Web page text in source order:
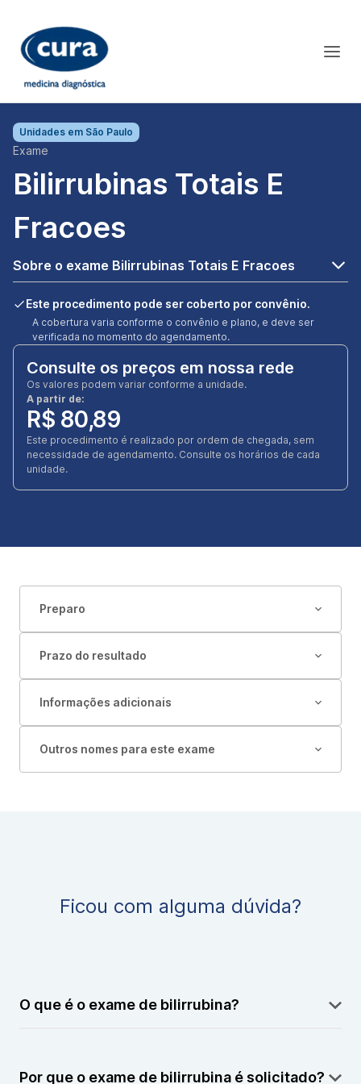
Unidades em São Paulo
Exame
Bilirrubinas Totais E
Fracoes
Sobre o exame Bilirrubinas Totais E Fracoes
Este procedimento pode ser coberto por convênio.
A cobertura varia conforme o convênio e plano, e deve ser
verificada no momento do agendamento.
Consulte os preços em nossa rede
Os valores podem variar conforme a unidade.
A partir de:
R$ 80,89
Este procedimento é realizado por ordem de chegada, sem
necessidade de agendamento. Consulte os horários de cada
unidade.
Preparo
Prazo do resultado
Informações adicionais
Outros nomes para este exame
Ficou com alguma dúvida?
O que é o exame de bilirrubina?
pigmento produzido pela degradação das hemácias.
Por que o exame de bilirrubina é solicitado?